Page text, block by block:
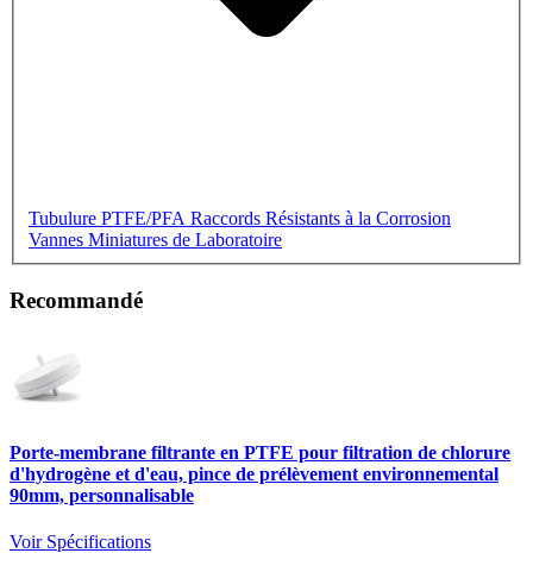
Tubulure PTFE/PFA Raccords Résistants à la Corrosion
Vannes Miniatures de Laboratoire
Recommandé
Porte-membrane filtrante en PTFE pour filtration de chlorure
d'hydrogène et d'eau, pince de prélèvement environnemental
90mm, personnalisable
Voir Spécifications